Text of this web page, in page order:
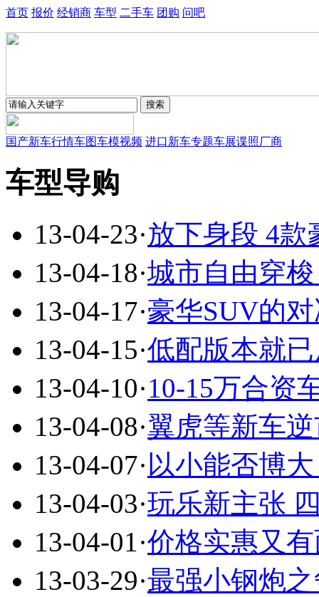
首页 报价 经销商 车型 二手车 团购 问吧
国产新车行情车图车模视频 进口新车专题车展谍照厂商
车型导购
13-04-23·放下身段 4
13-04-18·城市自由穿
13-04-17·豪华SUV的
13-04-15·低配版本就
13-04-10·10-15万合资
13-04-08·翼虎等新车
13-04-07·以小能否博
13-04-03·玩乐新主张
13-04-01·价格实惠又
13-03-29·最强小钢炮